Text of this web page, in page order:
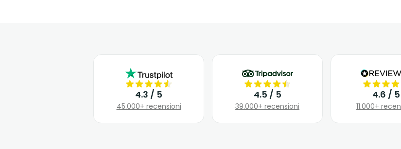
4.3 / 5
45.000+ recensioni
4.5 / 5
39.000+ recensioni
4.6 / 5
11.000+